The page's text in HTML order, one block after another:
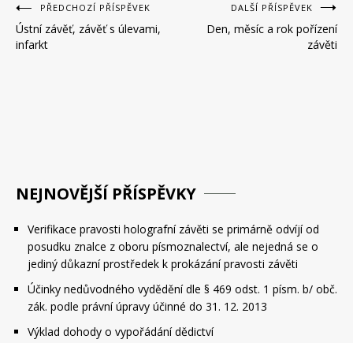
Navigace
pro
příspěvek
PŘEDCHOZÍ PŘÍSPĚVEK
Ústní závěť, závěť s úlevami,
infarkt
DALŠÍ PŘÍSPĚVEK
Den, měsíc a rok pořízení
závěti
NEJNOVĚJŠÍ PŘÍSPĚVKY
Verifikace pravosti holografní závěti se primárně odvíjí od
posudku znalce z oboru písmoznalectví, ale nejedná se o
jediný důkazní prostředek k prokázání pravosti závěti
Účinky nedůvodného vydědění dle § 469 odst. 1 písm. b/ obč.
zák. podle právní úpravy účinné do 31. 12. 2013
Výklad dohody o vypořádání dědictví